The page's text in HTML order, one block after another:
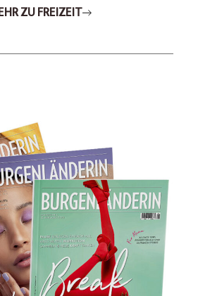
ZU FREIZEIT